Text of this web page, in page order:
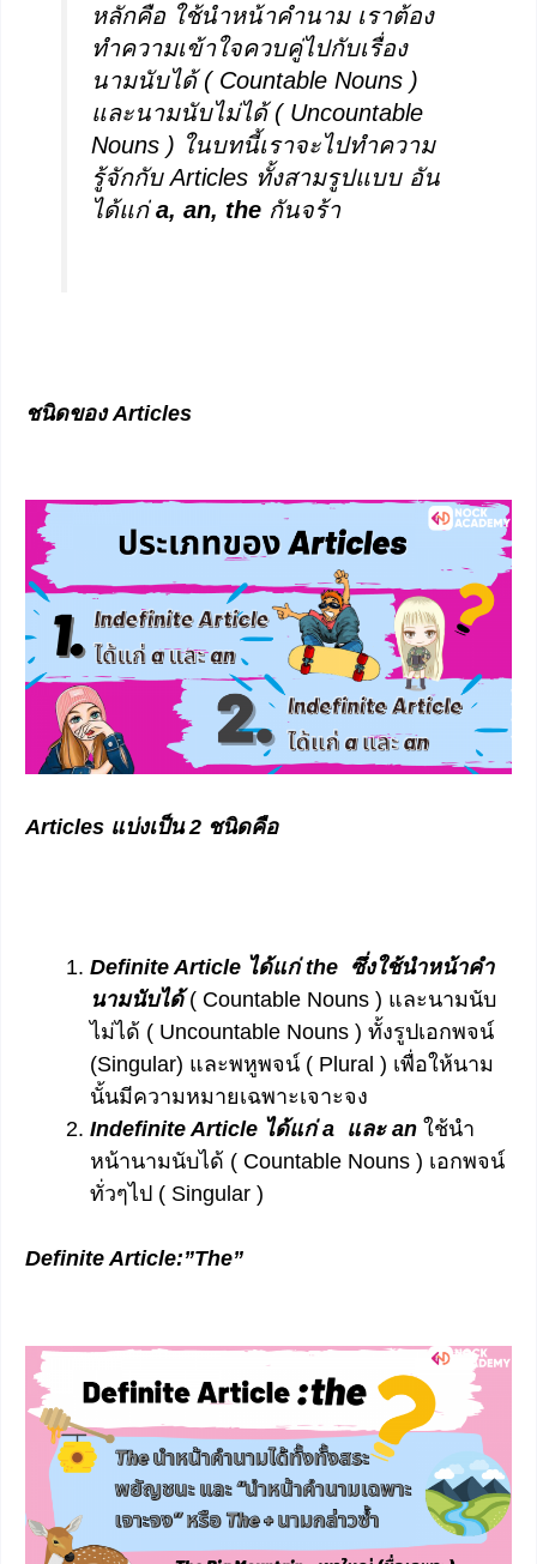
หลักคือ ใช้นำหน้าคำนาม เราต้อง
ทำความเข้าใจควบคู่ไปกับเรื่อง
นามนับได้ ( Countable Nouns )
และนามนับไม่ได้ ( Uncountable
Nouns ) ในบทนี้เราจะไปทำความ
รู้จักกับ Articles ทั้งสามรูปแบบ อัน
ได้แก่a, an, theกันจร้า
ชนิดของArticles
Articles แบ่งเป็น 2 ชนิดคือ
Definite Article ได้แก่ the ซึ่งใช้นำหน้าคำ
นามนับได้ ( Countable Nouns ) และนามนับ
ไม่ได้ ( Uncountable Nouns ) ทั้งรูปเอกพจน์
(Singular) และพหูพจน์ ( Plural ) เพื่อให้นาม
นั้นมีความหมายเฉพาะเจาะจง
Indefinite Article ได้แก่ a และ an ใช้นำ
หน้านามนับได้ ( Countable Nouns ) เอกพจน์
ทั่วๆไป ( Singular )
Definite Article:”The”